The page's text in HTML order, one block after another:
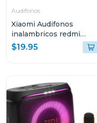
Audifonos
Xiaomi Audifonos
inalambricos redmi
buds 6 active bluetooth
$19.95